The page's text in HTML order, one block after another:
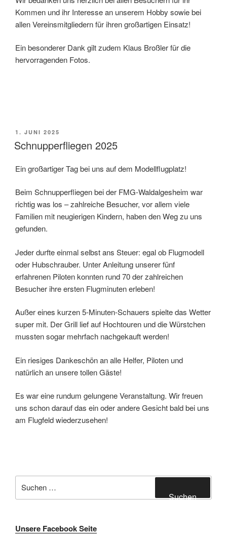
Kommen und ihr Interesse an unserem Hobby sowie bei
allen Vereinsmitgliedern für ihren großartigen Einsatz!
Ein besonderer Dank gilt zudem Klaus Broßler für die
hervorragenden Fotos.
VERÖFFENTLICHT
AM
1. JUNI 2025
Schnupperfliegen 2025
Ein großartiger Tag bei uns auf dem Modellflugplatz!
Beim Schnupperfliegen bei der FMG-Waldalgesheim war
richtig was los – zahlreiche Besucher, vor allem viele
Familien mit neugierigen Kindern, haben den Weg zu uns
gefunden.
Jeder durfte einmal selbst ans Steuer: egal ob Flugmodell
oder Hubschrauber. Unter Anleitung unserer fünf
erfahrenen Piloten konnten rund 70 der zahlreichen
Besucher ihre ersten Flugminuten erleben!
Außer eines kurzen 5-Minuten-Schauers spielte das Wetter
super mit. Der Grill lief auf Hochtouren und die Würstchen
mussten sogar mehrfach nachgekauft werden!
Ein riesiges Dankeschön an alle Helfer, Piloten und
natürlich an unsere tollen Gäste!
Es war eine rundum gelungene Veranstaltung. Wir freuen
uns schon darauf das ein oder andere Gesicht bald bei uns
am Flugfeld wiederzusehen!
nach:
Suchen
Unsere Facebook Seite